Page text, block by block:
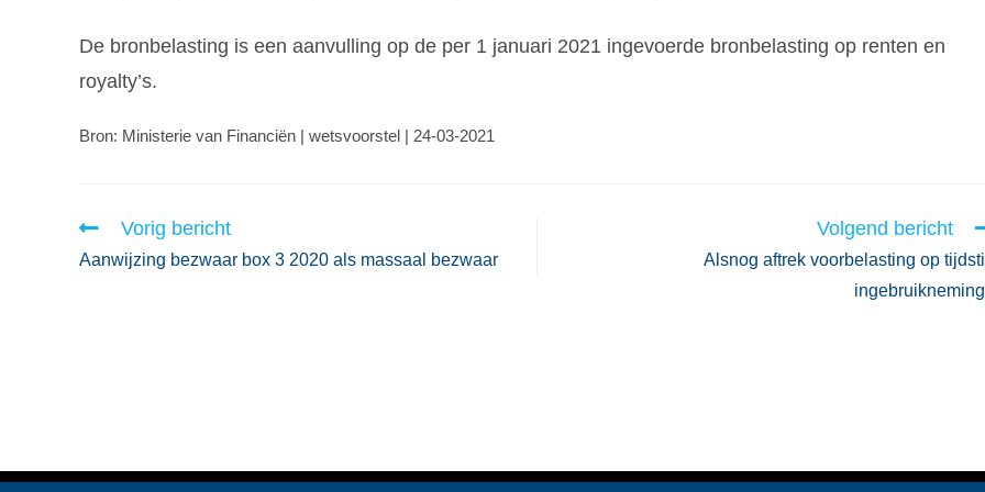
De bronbelasting is een aanvulling op de per 1 januari 2021 ingevoerde bronbelasting op renten en
royalty’s.
Bron: Ministerie van Financiën | wetsvoorstel | 24-03-2021
Vorig bericht
Aanwijzing bezwaar box 3 2020 als massaal bezwaar
Volgend bericht
Alsnog aftrek voorbelasting op